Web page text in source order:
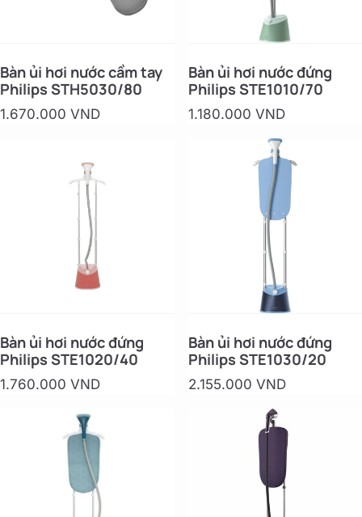
Bàn ủi hơi nước cầm tay
Philips STH5030/80
1.670.000 VND
Bàn ủi hơi nước đứng
Philips STE1010/70
1.180.000 VND
Bàn ủi hơi nước đứng
Philips STE1020/40
1.760.000 VND
Bàn ủi hơi nước đứng
Philips STE1030/20
2.155.000 VND